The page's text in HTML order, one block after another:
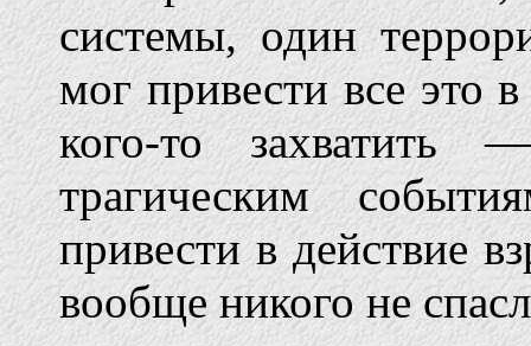
системы, один
мог привести все это
кого-то
трагическим
привести в действие
вообще никого не